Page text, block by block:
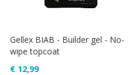
Gellex BIAB - Builder gel - No-
wipe topcoat
€ 12,99